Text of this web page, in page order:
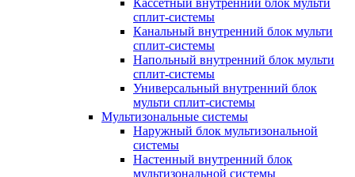
Кассетный внутренний блок мульти
сплит-системы
Канальный внутренний блок мульти
сплит-системы
Напольный внутренний блок мульти
сплит-системы
Универсальный внутренний блок
мульти сплит-системы
Мультизональные системы
Наружный блок мультизональной
системы
Настенный внутренний блок
мультизональной системы